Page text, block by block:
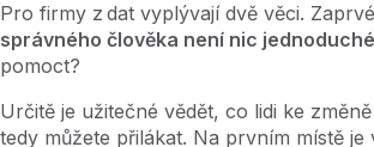
Pro firmy z dat vyplývají dvě věci.
správného člověka není nic
pomoct?
Určitě je užitečné vědět, co lidi ke
tedy můžete přilákat. Na prvním místě je